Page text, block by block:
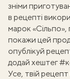
зніми
в рецепті
марок «Сільпо»,
покажи цей
опублікуй
додай хештег
Усе, твій